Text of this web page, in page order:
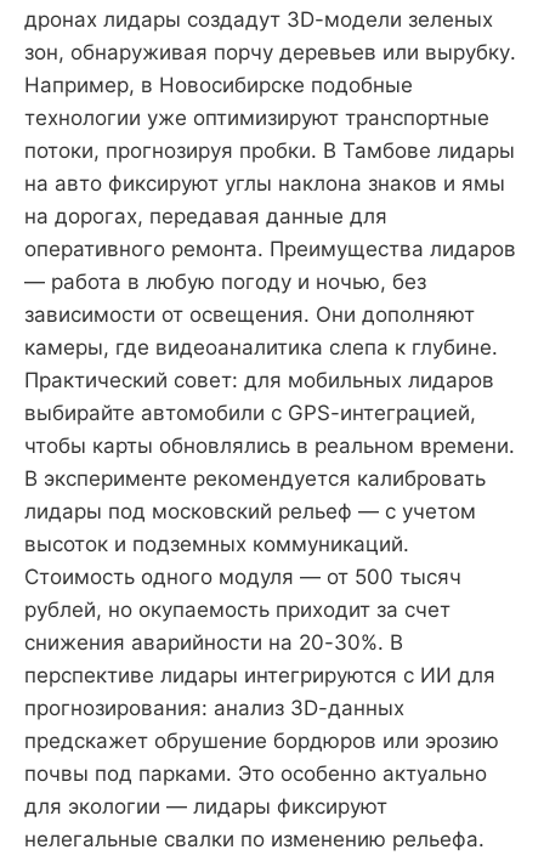
дронах лидары создадут 3D-модели зеленых
зон, обнаруживая порчу деревьев или вырубку.
Например, в Новосибирске подобные
технологии уже оптимизируют транспортные
потоки, прогнозируя пробки. В Тамбове лидары
на авто фиксируют углы наклона знаков и ямы
на дорогах, передавая данные для
оперативного ремонта. Преимущества лидаров
— работа в любую погоду и ночью, без
зависимости от освещения. Они дополняют
камеры, где видеоаналитика слепа к глубине.
Практический совет: для мобильных лидаров
выбирайте автомобили с GPS-интеграцией,
чтобы карты обновлялись в реальном времени.
В эксперименте рекомендуется калибровать
лидары под московский рельеф — с учетом
высоток и подземных коммуникаций.
Стоимость одного модуля — от 500 тысяч
рублей, но окупаемость приходит за счет
снижения аварийности на 20-30%. В
перспективе лидары интегрируются с ИИ для
прогнозирования: анализ 3D-данных
предскажет обрушение бордюров или эрозию
почвы под парками. Это особенно актуально
для экологии — лидары фиксируют
нелегальные свалки по изменению рельефа.